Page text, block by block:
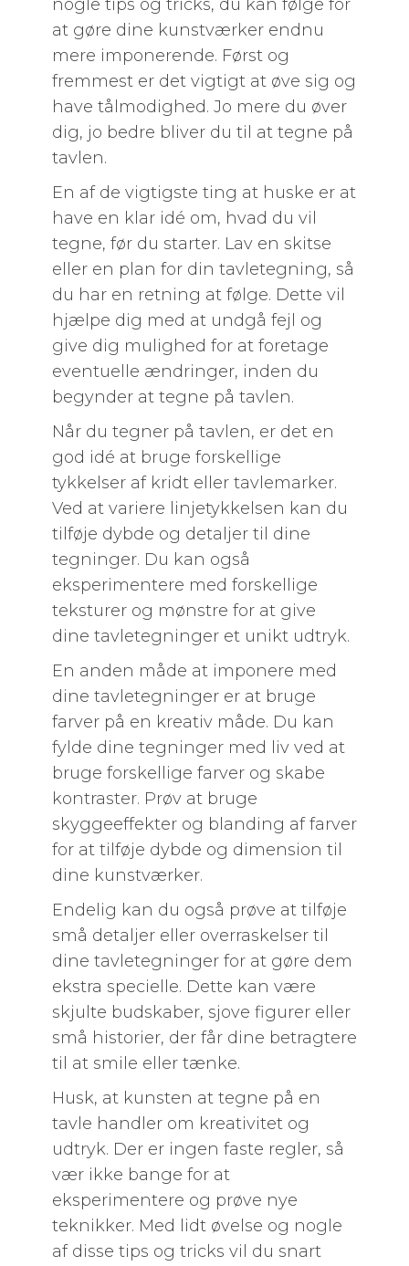
nogle tips og tricks, du kan følge for
at gøre dine kunstværker endnu
mere imponerende. Først og
fremmest er det vigtigt at øve sig og
have tålmodighed. Jo mere du øver
dig, jo bedre bliver du til at tegne på
tavlen.
En af de vigtigste ting at huske er at
have en klar idé om, hvad du vil
tegne, før du starter. Lav en skitse
eller en plan for din tavletegning, så
du har en retning at følge. Dette vil
hjælpe dig med at undgå fejl og
give dig mulighed for at foretage
eventuelle ændringer, inden du
begynder at tegne på tavlen.
Når du tegner på tavlen, er det en
god idé at bruge forskellige
tykkelser af kridt eller tavlemarker.
Ved at variere linjetykkelsen kan du
tilføje dybde og detaljer til dine
tegninger. Du kan også
eksperimentere med forskellige
teksturer og mønstre for at give
dine tavletegninger et unikt udtryk.
En anden måde at imponere med
dine tavletegninger er at bruge
farver på en kreativ måde. Du kan
fylde dine tegninger med liv ved at
bruge forskellige farver og skabe
kontraster. Prøv at bruge
skyggeeffekter og blanding af farver
for at tilføje dybde og dimension til
dine kunstværker.
Endelig kan du også prøve at tilføje
små detaljer eller overraskelser til
dine tavletegninger for at gøre dem
ekstra specielle. Dette kan være
skjulte budskaber, sjove figurer eller
små historier, der får dine betragtere
til at smile eller tænke.
Husk, at kunsten at tegne på en
tavle handler om kreativitet og
udtryk. Der er ingen faste regler, så
vær ikke bange for at
eksperimentere og prøve nye
teknikker. Med lidt øvelse og nogle
af disse tips og tricks vil du snart